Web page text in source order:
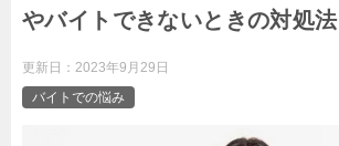
やバイトできないときの対処法
更新日： 2023年9月29日
バイトでの悩み